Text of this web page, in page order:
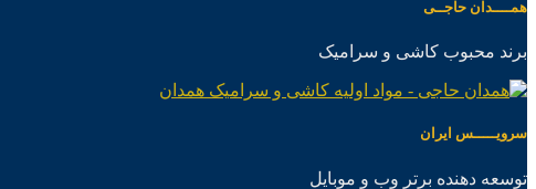
همــــدان حاجــی
برند محبوب کاشی و سرامیک
سرویـــــس ایران
توسعه دهنده برتر وب و موبایل